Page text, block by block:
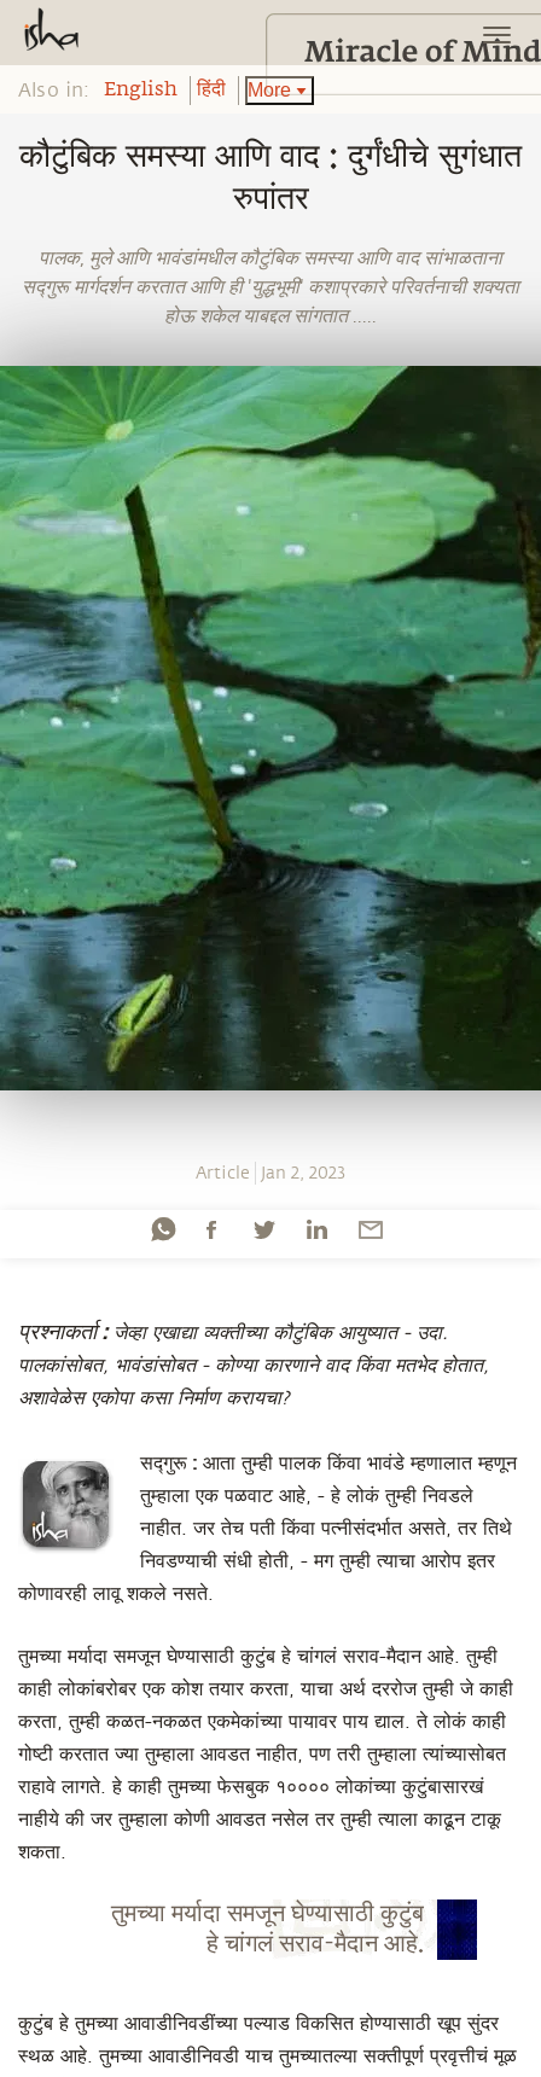
Also in: English हिंदी More
कौटुंबिक समस्या आणि वाद : दुर्गंधीचे सुगंधात
रुपांतर
पालक, मुले आणि भावंडांमधील कौटुंबिक समस्या आणि वाद सांभाळताना
सद्गुरू मार्गदर्शन करतात आणि ही 'युद्धभूमी' कशाप्रकारे परिवर्तनाची शक्यता
होऊ शकेल याबद्दल सांगतात .....
Article Jan 2, 2023
प्रश्नाकर्ता : जेव्हा एखाद्या व्यक्तीच्या कौटुंबिक आयुष्यात - उदा.
पालकांसोबत, भावंडांसोबत - कोण्या कारणाने वाद किंवा मतभेद होतात,
अशावेळेस एकोपा कसा निर्माण करायचा?
सद्गुरू : आता तुम्ही पालक किंवा भावंडे म्हणालात म्हणून
तुम्हाला एक पळवाट आहे, - हे लोकं तुम्ही निवडले
नाहीत. जर तेच पती किंवा पत्नीसंदर्भात असते, तर तिथे
निवडण्याची संधी होती, - मग तुम्ही त्याचा आरोप इतर
कोणावरही लावू शकले नसते.
तुमच्या मर्यादा समजून घेण्यासाठी कुटुंब हे चांगलं सराव-मैदान आहे. तुम्ही
काही लोकांबरोबर एक कोश तयार करता, याचा अर्थ दररोज तुम्ही जे काही
करता, तुम्ही कळत-नकळत एकमेकांच्या पायावर पाय द्याल. ते लोकं काही
गोष्टी करतात ज्या तुम्हाला आवडत नाहीत, पण तरी तुम्हाला त्यांच्यासोबत
राहावे लागते. हे काही तुमच्या फेसबुक १०००० लोकांच्या कुटुंबासारखं
नाहीये की जर तुम्हाला कोणी आवडत नसेल तर तुम्ही त्याला काढून टाकू
शकता.
तुमच्या मर्यादा समजून घेण्यासाठी कुटुंब
हे चांगलं सराव-मैदान आहे.
कुटुंब हे तुमच्या आवाडीनिवडींच्या पल्याड विकसित होण्यासाठी खूप सुंदर
स्थळ आहे. तुमच्या आवाडीनिवडी याच तुमच्यातल्या सक्तीपूर्ण प्रवृत्तीचं मूळ